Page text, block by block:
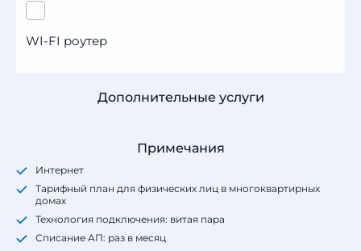
WI-FI роутер
Дополнительные услуги
Примечания
Интернет
Тарифный план для физических лиц в многоквартирных
домах
Технология подключения: витая пара
Списание АП: раз в месяц